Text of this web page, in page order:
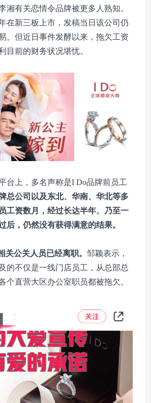
湘有关恋情令品牌被更多人熟知。
在新三板上市，发稿当日该公司仍
。但近日事件发酵以来，拖欠工资
目前的财务状况堪忧。
台上，多名声称是I Do品牌前员工
总公司以及东北、华南、华北等多
工资数月
，经过长达半年、乃至一
后，仍然没有获得满意的结果。
关公关人员已经离职。 邹颖表示，
的不仅是一线门店员工，从总部总
个直营大区办公室职员都被拖欠。